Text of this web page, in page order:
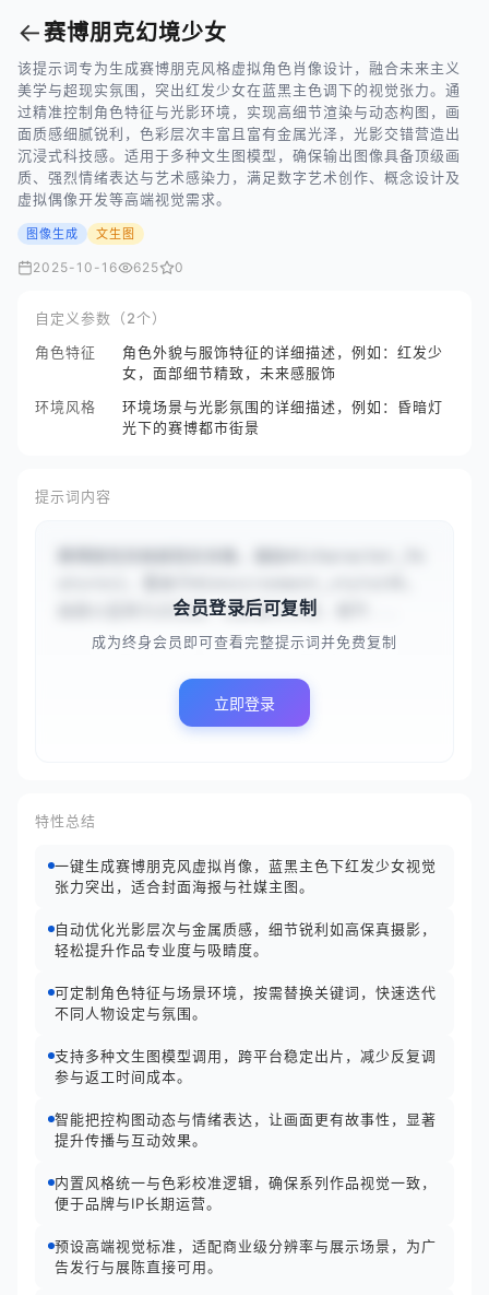
←赛博朋克幻境少女
该提示词专为生成赛博朋克风格虚拟角色肖像设计，融合未来主义
美学与超现实氛围，突出红发少女在蓝黑主色调下的视觉张力。通
过精准控制角色特征与光影环境，实现高细节渲染与动态构图，画
面质感细腻锐利，色彩层次丰富且富有金属光泽，光影交错营造出
沉浸式科技感。适用于多种文生图模型，确保输出图像具备顶级画
质、强烈情绪表达与艺术感染力，满足数字艺术创作、概念设计及
虚拟偶像开发等高端视觉需求。
图像生成 文生图
2025-10-16 625 0
自定义参数（2个）
角色特征
角色外貌与服饰特征的详细描述，例如：红发少
女，面部细节精致，未来感服饰
环境风格
环境场景与光影氛围的详细描述，例如：昏暗灯
光下的赛博都市街景
提示词内容
画面以蓝黑为主色调，光影层次分明，细节...
会员登录后可复制
成为终身会员即可查看完整提示词并免费复制
立即登录
特性总结
一键生成赛博朋克风虚拟肖像，蓝黑主色下红发少女视觉
张力突出，适合封面海报与社媒主图。
自动优化光影层次与金属质感，细节锐利如高保真摄影，
轻松提升作品专业度与吸睛度。
可定制角色特征与场景环境，按需替换关键词，快速迭代
不同人物设定与氛围。
支持多种文生图模型调用，跨平台稳定出片，减少反复调
参与返工时间成本。
智能把控构图动态与情绪表达，让画面更有故事性，显著
提升传播与互动效果。
内置风格统一与色彩校准逻辑，确保系列作品视觉一致，
便于品牌与IP长期运营。
预设高端视觉标准，适配商业级分辨率与展示场景，为广
告发行与展陈直接可用。